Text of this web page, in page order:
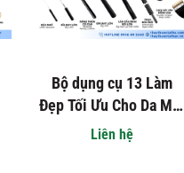
Bộ dụng cụ 13 Làm
Đẹp Tối Ưu Cho Da Mặt
& Toàn Thân | Tools
Liên hệ